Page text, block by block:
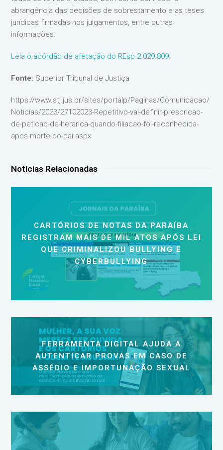
abrangência das decisões de sobrestamento e as teses
jurídicas firmadas nos julgamentos, entre outras
informações.
Leia o acórdão de afetação do REsp 2.029.809.
Fonte: Superior Tribunal de Justiça
https://www.stj.jus.br/sites/portalp/Paginas/Comunicacao/
Noticias/2023/27102023-Repetitivo-vai-definir-prescricao-
de-peticao-de-heranca-quando-filiacao-foi-reconhecida-
apos-morte-do-pai.aspx
Notícias Relacionadas
CARTÓRIOS DE NOTAS DA PARAÍBA
REGISTRAM MAIS DE MIL ATOS APÓS LEI
QUE CRIMINALIZOU BULLYING E
CYBERBULLYING
FERRAMENTA DIGITAL AJUDA A
AUTENTICAR PROVAS EM CASO DE
ASSÉDIO E IMPORTUNAÇÃO SEXUAL